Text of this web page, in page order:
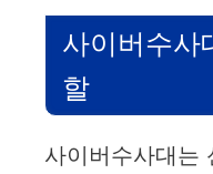
사이버수사
할
사이버수사대는